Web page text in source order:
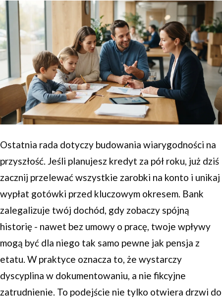
Ostatnia rada dotyczy budowania wiarygodności na
przyszłość. Jeśli planujesz kredyt za pół roku, już dziś
zacznij przelewać wszystkie zarobki na konto i unikaj
wypłat gotówki przed kluczowym okresem. Bank
zalegalizuje twój dochód, gdy zobaczy spójną
historię - nawet bez umowy o pracę, twoje wpływy
mogą być dla niego tak samo pewne jak pensja z
etatu. W praktyce oznacza to, że wystarczy
dyscyplina w dokumentowaniu, a nie fikcyjne
zatrudnienie. To podejście nie tylko otwiera drzwi do